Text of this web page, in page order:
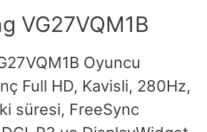
VG27VQM1B
Oyuncu
Full HD, Kavisli, 280Hz,
süresi, FreeSync